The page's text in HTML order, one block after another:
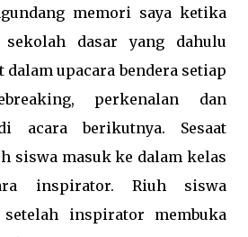
memori saya ketika
dasar yang dahulu
upacara bendera setiap
perkenalan dan
acara berikutnya. Sesaat
siswa masuk ke dalam kelas
inspirator. Riuh siswa
setelah inspirator membuka